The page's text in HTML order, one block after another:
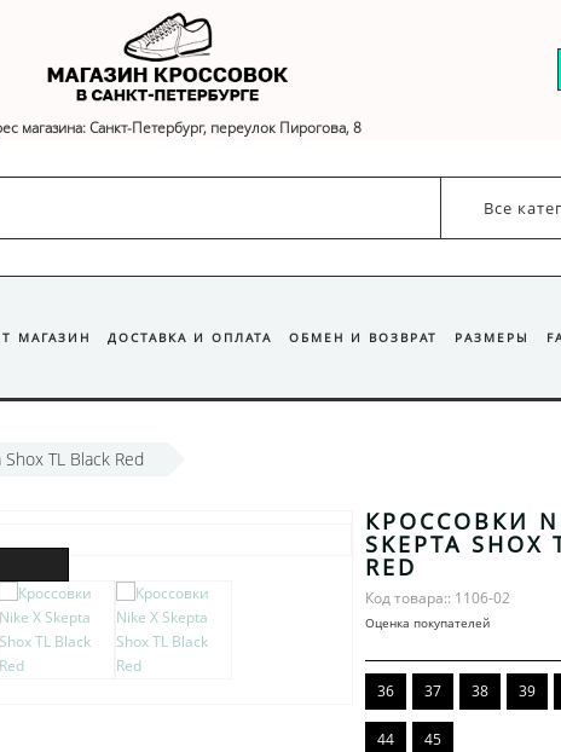
магазина: Санкт-Петербург, переулок Пирогова, 8
Все
МАГАЗИН ДОСТАВКА И ОПЛАТА ОБМЕН И ВОЗВРАТ РАЗМЕРЫ
TL Black Red
КРОССОВКИ
SKEPTA SHOX
RED
Код товара:: 1106-02
Оценка покупателей
36 37 38 39
44 45